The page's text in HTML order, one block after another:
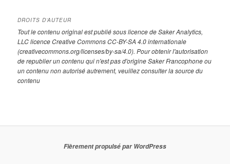
DROITS D’AUTEUR
Tout le contenu original est publié sous licence de Saker Analytics,
LLC licence Creative Commons CC-BY-SA 4.0 internationale
(creativecommons.org/licenses/by-sa/4.0). Pour obtenir l'autorisation
de republier un contenu qui n'est pas d'origine Saker Francophone ou
un contenu non autorisé autrement, veuillez consulter la source du
contenu
Fièrement propulsé par WordPress